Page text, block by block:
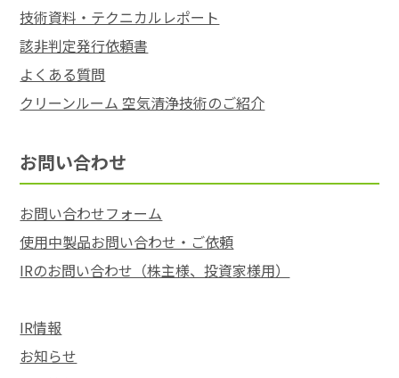
技術資料・テクニカルレポート
該非判定発行依頼書
よくある質問
クリーンルーム 空気清浄技術のご紹介
お問い合わせ
お問い合わせフォーム
使用中製品お問い合わせ・ご依頼
IRのお問い合わせ（株主様、投資家様用）
IR情報
お知らせ